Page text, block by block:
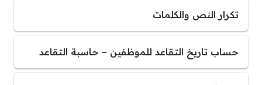
تكرار النص والكلمات
حساب تاريخ التقاعد للموظفين – حاسبة التقاعد